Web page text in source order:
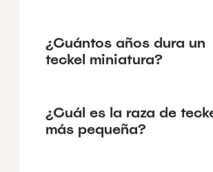
¿Cuántos años dura un
teckel miniatura?
¿Cuál es la raza de
más pequeña?